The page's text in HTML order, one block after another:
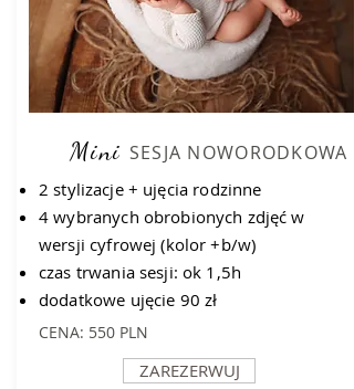
Mini SESJA NOWORODKOWA
2stylizacje+ ujęcia rodzinne
4 wybranych obrobionych zdjęć w
wersji cyfrowej (kolor +b/w)
czas trwania sesji: ok 1,5h
dodatkowe ujęcie 90 zł
CENA: 550 PLN
ZAREZERWUJ